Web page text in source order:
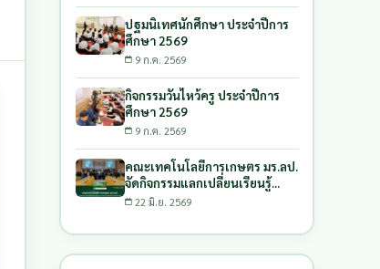
ปฐมนิเทศนักศึกษา ประจำปีการ
ศึกษา 2569
9 ก.ค. 2569
กิจกรรมวันไหว้ครู ประจำปีการ
ศึกษา 2569
9 ก.ค. 2569
คณะเทคโนโลยีการเกษตร มร.ลป.
จัดกิจกรรมแลกเปลี่ยนเรียนรู้
กระบวนการยกระดับสินค้าเกษตร
การ และการรับงบประมาณ
22 มิ.ย. 2569